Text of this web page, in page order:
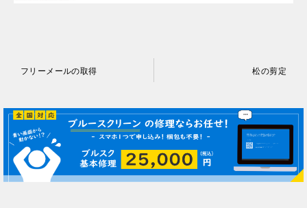
ナ
ビ
ゲ
ー
フリーメールの取得 松の剪定